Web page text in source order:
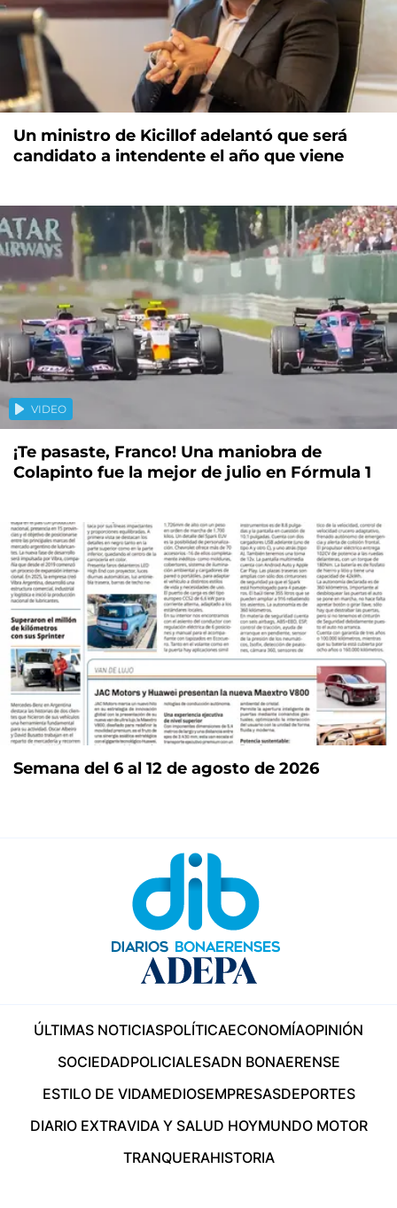
Un ministro de Kicillof adelantó que será
candidato a intendente el año que viene
VIDEO
¡Te pasaste, Franco! Una maniobra de
Colapinto fue la mejor de julio en Fórmula 1
Semana del 6 al 12 de agosto de 2026
ÚLTIMAS NOTICIASPOLÍTICAECONOMÍAOPINIÓN
SOCIEDADPOLICIALESADN BONAERENSE
ESTILO DE VIDAMEDIOSEMPRESASDEPORTES
DIARIO EXTRAVIDA Y SALUD HOYMUNDO MOTOR
TRANQUERAHISTORIA